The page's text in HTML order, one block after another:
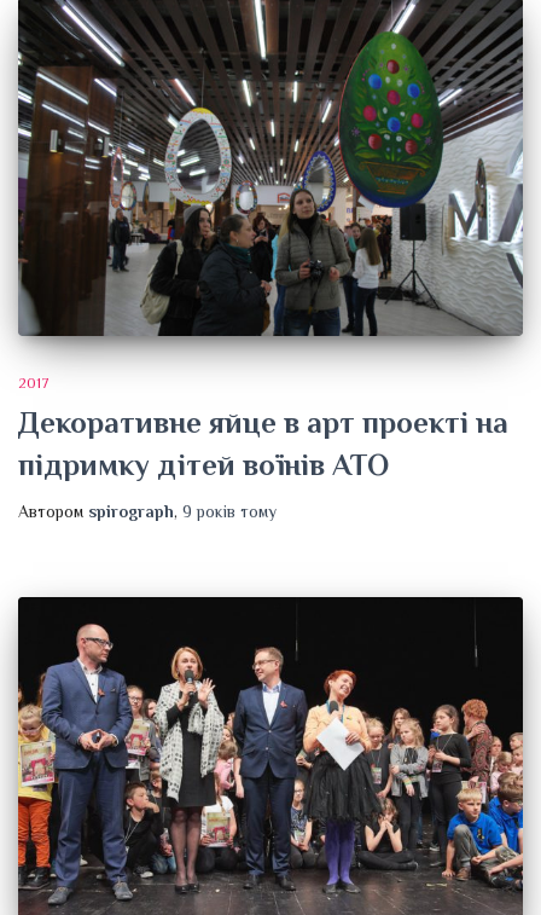
2017
Декоративне яйце в арт проекті на
підримку дітей воїнів АТО
Автором spirograph, 9 років тому